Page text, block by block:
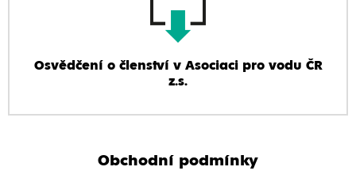
Osvědčení o členství v Asociaci pro vodu ČR
z.s.
Obchodní podmínky